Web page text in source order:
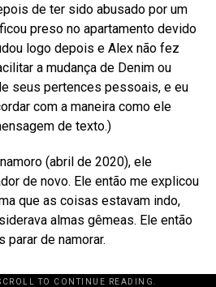
de ter sido abusado por um
preso no apartamento devido
logo depois e Alex não fez
a mudança de Denim ou
seus pertences pessoais, e eu
com a maneira como ele
de texto.)
(abril de 2020), ele
de novo. Ele então me explicou
que as coisas estavam indo,
almas gêmeas. Ele então
de namorar.
TO CONTINUE READING.